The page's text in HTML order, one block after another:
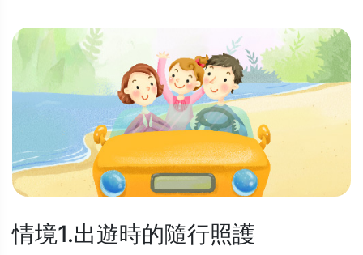
情境1.出遊時的隨行照護